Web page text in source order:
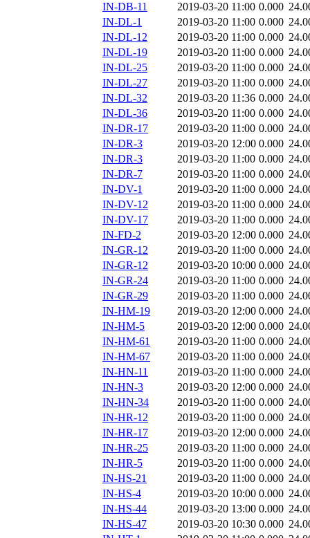
IN-DB-11
2019-03-20 11:00 0.000
IN-DL-1
2019-03-20 11:00 0.000
IN-DL-12
2019-03-20 11:00 0.000
IN-DL-19
2019-03-20 11:00 0.000
IN-DL-25
2019-03-20 11:00 0.000
IN-DL-27
2019-03-20 11:00 0.000
IN-DL-32
2019-03-20 11:36 0.000
IN-DL-36
2019-03-20 11:00 0.000
IN-DR-17
2019-03-20 11:00 0.000
IN-DR-3
2019-03-20 12:00 0.000
IN-DR-3
2019-03-20 11:00 0.000
IN-DR-7
2019-03-20 11:00 0.000
IN-DV-1
2019-03-20 11:00 0.000
IN-DV-12
2019-03-20 11:00 0.000
IN-DV-17
2019-03-20 11:00 0.000
IN-FD-2
2019-03-20 12:00 0.000
IN-GR-12
2019-03-20 11:00 0.000
IN-GR-12
2019-03-20 10:00 0.000
IN-GR-24
2019-03-20 11:00 0.000
IN-GR-29
2019-03-20 11:00 0.000
IN-HM-19
2019-03-20 12:00 0.000
IN-HM-5
2019-03-20 12:00 0.000
IN-HM-61
2019-03-20 11:00 0.000
IN-HM-67
2019-03-20 11:00 0.000
IN-HN-11
2019-03-20 11:00 0.000
IN-HN-3
2019-03-20 12:00 0.000
IN-HN-34
2019-03-20 11:00 0.000
IN-HR-12
2019-03-20 11:00 0.000
IN-HR-17
2019-03-20 12:00 0.000
IN-HR-25
2019-03-20 11:00 0.000
IN-HR-5
2019-03-20 11:00 0.000
IN-HS-21
2019-03-20 11:00 0.000
IN-HS-4
2019-03-20 10:00 0.000
IN-HS-44
2019-03-20 13:00 0.000
IN-HS-47
2019-03-20 10:30 0.000